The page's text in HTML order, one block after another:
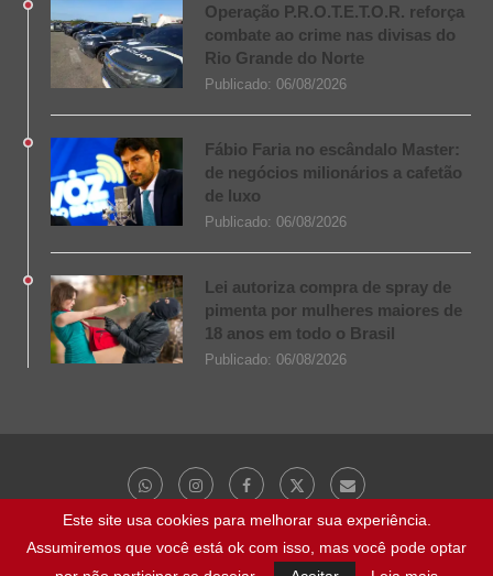
Operação P.R.O.T.E.T.O.R. reforça
combate ao crime nas divisas do
Rio Grande do Norte
Publicado: 06/08/2026
Fábio Faria no escândalo Master:
de negócios milionários a cafetão
de luxo
Publicado: 06/08/2026
Lei autoriza compra de spray de
pimenta por mulheres maiores de
18 anos em todo o Brasil
Publicado: 06/08/2026
@ 2023 - Todos os direitos reservados | NaBocaDaNoite.com.br
Este site usa cookies para melhorar sua experiência.
Assumiremos que você está ok com isso, mas você pode optar